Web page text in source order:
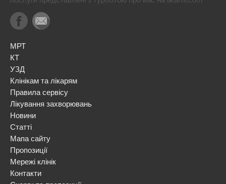
МРТ
КТ
УЗД
Клінікам та лікарям
Правила сервісу
Лікування захворювань
Новини
Статті
Мапа сайту
Пропозиції
Мережі клінік
Контакти